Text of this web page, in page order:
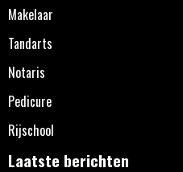
Makelaar
Tandarts
Notaris
Pedicure
Rijschool
Laatste berichten